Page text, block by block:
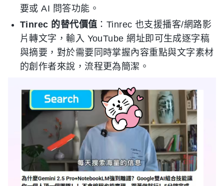
要或 AI 問答功能。
Tinrec 的替代價值 ：Tinrec 也支援播客/網路影
片轉文字，輸入 YouTube 網址即可生成逐字稿
與摘要，對於需要同時掌握內容重點與文字素材
的創作者來說，流程更為簡潔。